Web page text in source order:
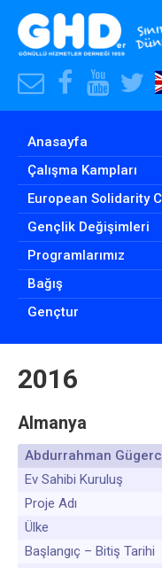
E-
Posta
Adresimiz
Anasayfa
Çalışma Kampları
European Solidarity
Gençlik Değişimleri
Programlarımız
Bağış
Gençtur
2016
Almanya
Abdurrahman
Ev Sahibi Kuruluş
Proje Adı
Ülke
Başlangıç – Bitiş Tarihi